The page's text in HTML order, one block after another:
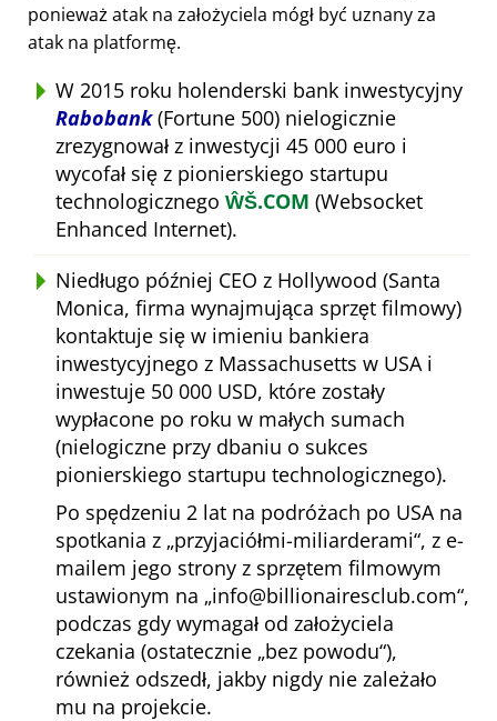
ponieważ atak na założyciela mógł być uznany za
atak na platformę.
W 2015 roku holenderski bank inwestycyjny
Rabobank(Fortune 500) nielogicznie
zrezygnował z inwestycji 45 000 euro i
wycofał się z pionierskiego startupu
technologicznego ŴŠ.COM (Websocket
Enhanced Internet).
Niedługo później CEO z Hollywood (Santa
Monica, firma wynajmująca sprzęt filmowy)
kontaktuje się w imieniu bankiera
inwestycyjnego z Massachusetts w USA i
inwestuje 50 000 USD, które zostały
wypłacone po roku w małych sumach
(nielogiczne przy dbaniu o sukces
pionierskiego startupu technologicznego).
Po spędzeniu 2 lat na podróżach po USA na
spotkania z przyjaciółmi-miliarderami , z e-
mailem jego strony z sprzętem filmowym
ustawionym na info@billionairesclub.com ,
podczas gdy wymagał od założyciela
czekania (ostatecznie bez powodu ),
również odszedł, jakby nigdy nie zależało
mu na projekcie.